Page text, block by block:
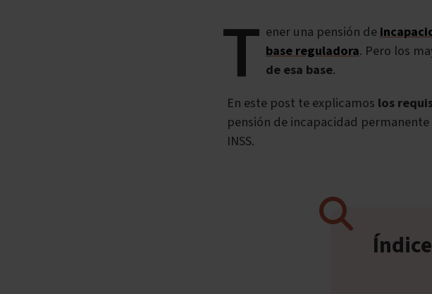
T ener una pensión de
base reguladora. Pero los
de esa base.
En este post te explicamos los
pensión de incapacidad
INSS.